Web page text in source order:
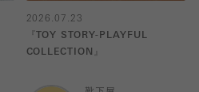
2026.07.23
『TOY STORY-PLAYFUL
COLLECTION』